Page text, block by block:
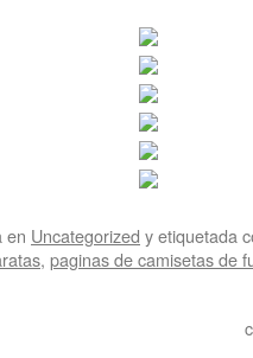
en Uncategorized y etiquetada
, paginas de camisetas de